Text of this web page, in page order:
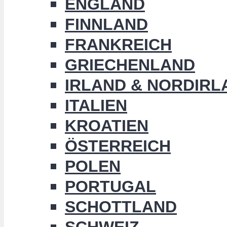
ENGLAND
FINNLAND
FRANKREICH
GRIECHENLAND
IRLAND &
ITALIEN
KROATIEN
ÖSTERREICH
POLEN
PORTUGAL
SCHOTTLAND